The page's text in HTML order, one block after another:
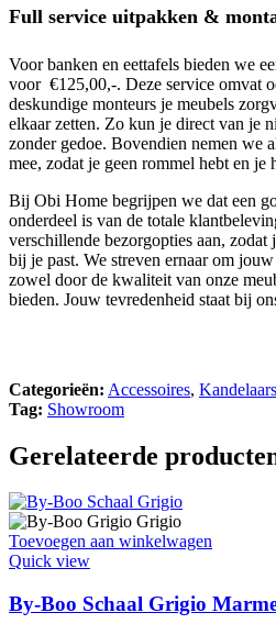
Full service uitpakken &
Voor banken en eettafels bieden we
voor €125,00,-. Deze service omvat
deskundige monteurs je meubels
elkaar zetten. Zo kun je direct van je
zonder gedoe. Bovendien nemen we
mee, zodat je geen rommel hebt en je
Bij Obi Home begrijpen we dat een
onderdeel is van de totale
verschillende bezorgopties aan, zodat
bij je past. We streven ernaar om
zowel door de kwaliteit van onze
bieden. Jouw tevredenheid staat bij
Categorieën: Accessoires,
Tag: Showroom
Gerelateerde
Toevoegen aan winkelwagen
Quick view
By-Boo Schaal Grigio